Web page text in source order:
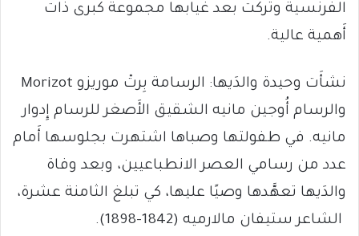
الفرنسية وتركَت بعد غيابها مجموعة كبرى ذات
أَهمية عالية.
نشأَت وحيدة والدَيها: الرسامة بِرتْ موريزو Morizot
والرسام أُوجين مانيه الشقيق الأَصغر للرسام إِدوار
مانيه. في طفولتها وصباها اشتهرت بجلوسها أَمام
عدد من رسامي العصر الانطباعيين، وبعد وفاة
والدَيها تعهَّدها وصيًا عليها، كي تبلغ الثامنة عشرة،
الشاعر ستيفان مالارميه (1842-1898).